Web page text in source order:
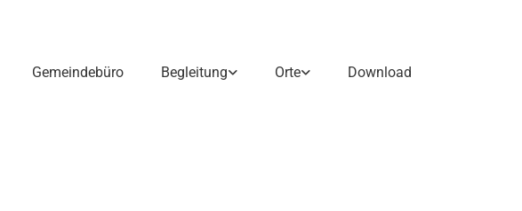
Gemeindebüro Begleitung Orte Download